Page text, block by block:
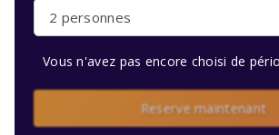
2 personnes
Vous n'avez pas encore choisi de
Reserve maintenant